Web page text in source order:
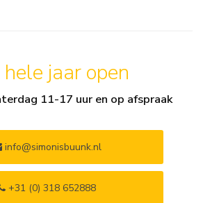
jaar open
11-17 uur en op afspraak
info@simonisbuunk.nl
+31 (0) 318 652888